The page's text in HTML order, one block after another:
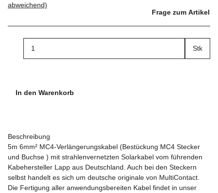
abweichend)
Frage zum Artikel
Stk
In den Warenkorb
Beschreibung
5m 6mm² MC4-Verlängerungskabel (Bestückung MC4 Stecker
und Buchse ) mit strahlenvernetzten Solarkabel vom führenden
Kabehersteller Lapp aus Deutschland. Auch bei den Steckern
selbst handelt es sich um deutsche originale von MultiContact.
Die Fertigung aller anwendungsbereiten Kabel findet in unser